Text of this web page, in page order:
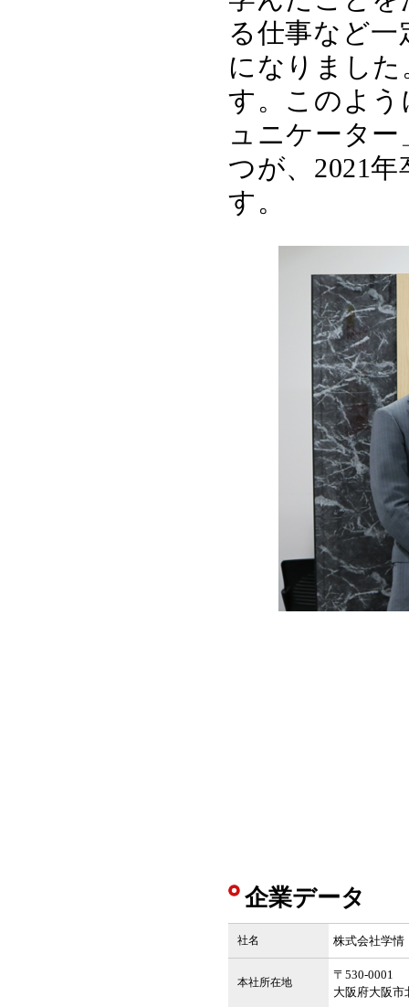
る仕事など
になりまし
す。このよ
ュニケーター
つが、2021
す。
企業データ
社名 株式会社学情
本社所在地
〒530-0001
大阪府大阪市